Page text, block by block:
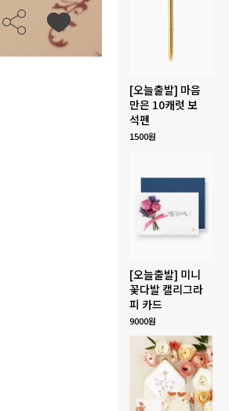
[오늘출발] 마음
만은 10캐럿 보
석펜
1500원
[오늘출발] 미니
꽃다발 캘리그라
피 카드
9000원